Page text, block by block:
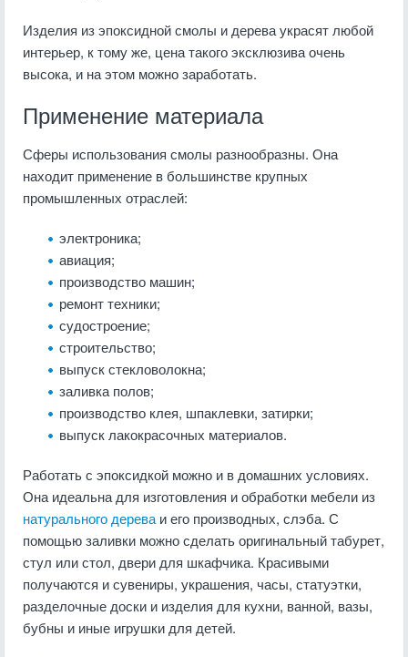
Изделия из эпоксидной смолы и дерева украсят любой
интерьер, к тому же, цена такого эксклюзива очень
высока, и на этом можно заработать.
Применение материала
Сферы использования смолы разнообразны. Она
находит применение в большинстве крупных
промышленных отраслей:
электроника;
авиация;
производство машин;
ремонт техники;
судостроение;
строительство;
выпуск стекловолокна;
заливка полов;
производство клея, шпаклевки, затирки;
выпуск лакокрасочных материалов.
Работать с эпоксидкой можно и в домашних условиях.
Она идеальна для изготовления и обработки мебели из
натурального дерева и его производных, слэба. С
помощью заливки можно сделать оригинальный табурет,
стул или стол, двери для шкафчика. Красивыми
получаются и сувениры, украшения, часы, статуэтки,
разделочные доски и изделия для кухни, ванной, вазы,
бубны и иные игрушки для детей.